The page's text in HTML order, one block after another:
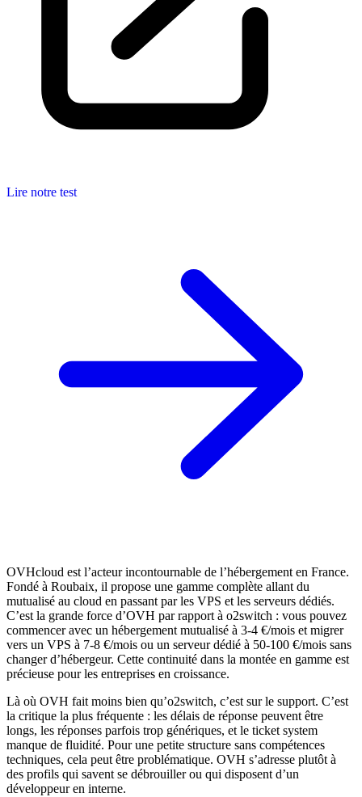
Lire notre test
OVHcloud est l’acteur incontournable de l’hébergement en France.
Fondé à Roubaix, il propose une gamme complète allant du
mutualisé au cloud en passant par les VPS et les serveurs dédiés.
C’est la grande force d’OVH par rapport à o2switch : vous pouvez
commencer avec un hébergement mutualisé à 3-4 €/mois et migrer
vers un VPS à 7-8 €/mois ou un serveur dédié à 50-100 €/mois sans
changer d’hébergeur. Cette continuité dans la montée en gamme est
précieuse pour les entreprises en croissance.
Là où OVH fait moins bien qu’o2switch, c’est sur le support. C’est
la critique la plus fréquente : les délais de réponse peuvent être
longs, les réponses parfois trop génériques, et le ticket system
manque de fluidité. Pour une petite structure sans compétences
techniques, cela peut être problématique. OVH s’adresse plutôt à
des profils qui savent se débrouiller ou qui disposent d’un
développeur en interne.